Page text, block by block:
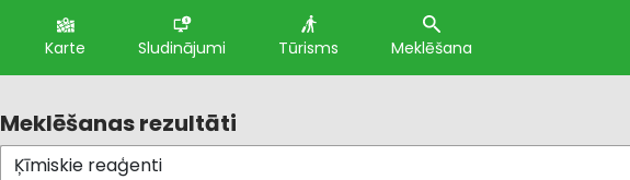
Karte Sludinājumi Tūrisms Meklēšana
Meklēšanas rezultāti